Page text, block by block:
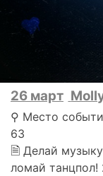
26 март
⚲ Место
63
🗎 Делай
ломай